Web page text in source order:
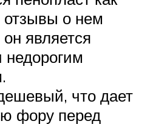
отзывы о нем
он является
что дает
фору перед